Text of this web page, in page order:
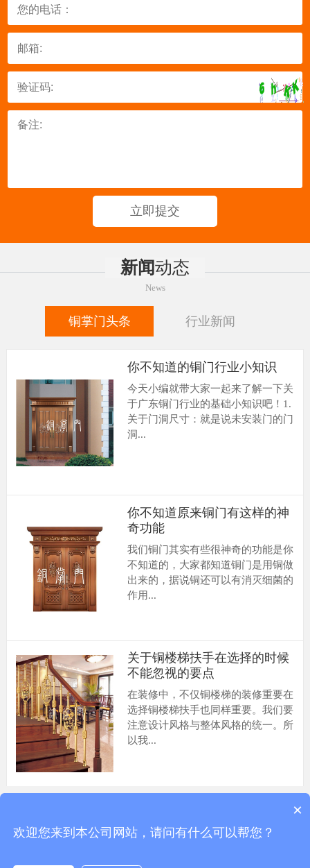
立即提交
新闻动态
News
铜掌门头条 行业新闻
你不知道的铜门行业小知识
今天小编就带大家一起来了解一下关
于广东铜门行业的基础小知识吧！1.
关于门洞尺寸：就是说未安装门的门
洞...
你不知道原来铜门有这样的神
奇功能
我们铜门其实有些很神奇的功能是你
不知道的，大家都知道铜门是用铜做
出来的，据说铜还可以有消灭细菌的
作用...
关于铜楼梯扶手在选择的时候
不能忽视的要点
在装修中，不仅铜楼梯的装修重要在
选择铜楼梯扶手也同样重要。我们要
注意设计风格与整体风格的统一。所
以我...
铜掌门铜门厂 © 版权所有 技术支持：鼎业科技
×
欢迎您来到本公司网站，请问有什么可以帮您？